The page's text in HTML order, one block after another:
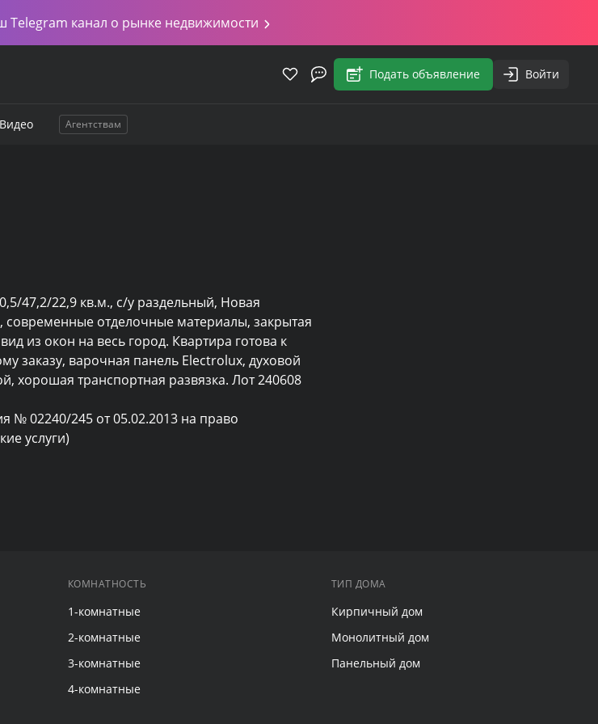
Telegram канал о рынке недвижимости
Подать объявление Войти
Видео Агентствам
47,2/22,9 кв.м., с/у раздельный, Новая
современные отделочные материалы, закрытая
из окон на весь город. Квартира готова к
заказу, варочная панель Electrolux, духовой
хорошая транспортная развязка. Лот 240608
№ 02240/245 от 05.02.2013 на право
услуги)
КОМНАТНОСТЬ
1-комнатные
2-комнатные
3-комнатные
4-комнатные
ТИП ДОМА
Кирпичный дом
Монолитный дом
Панельный дом